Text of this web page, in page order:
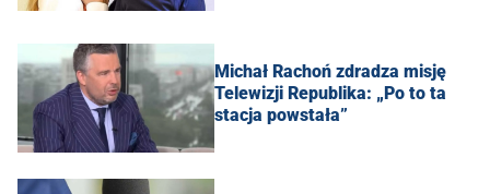
Michał Rachoń zdradza misję
Telewizji Republika: „Po to ta
stacja powstała”